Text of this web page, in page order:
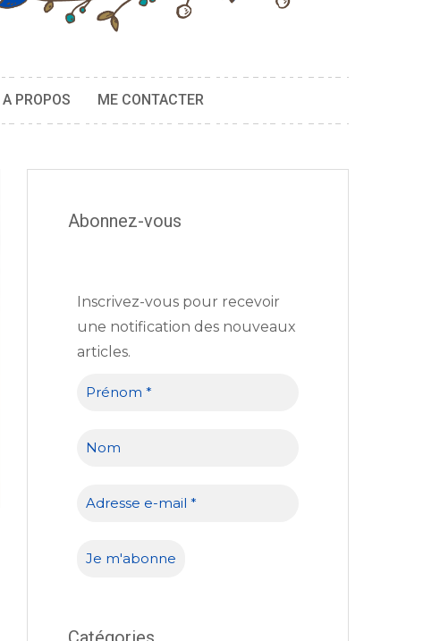
A PROPOS ME CONTACTER
Abonnez-vous
Inscrivez-vous pour recevoir
une notification des nouveaux
articles.